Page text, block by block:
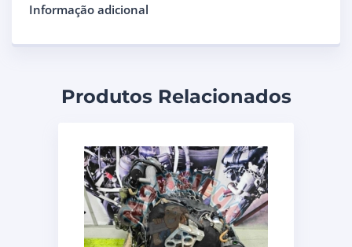
Informação adicional
Produtos Relacionados